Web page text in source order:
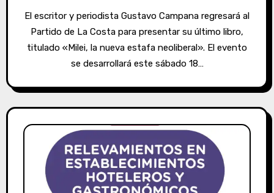
El escritor y periodista Gustavo Campana regresará al
Partido de La Costa para presentar su último libro,
titulado «Milei, la nueva estafa neoliberal». El evento
se desarrollará este sábado 18…